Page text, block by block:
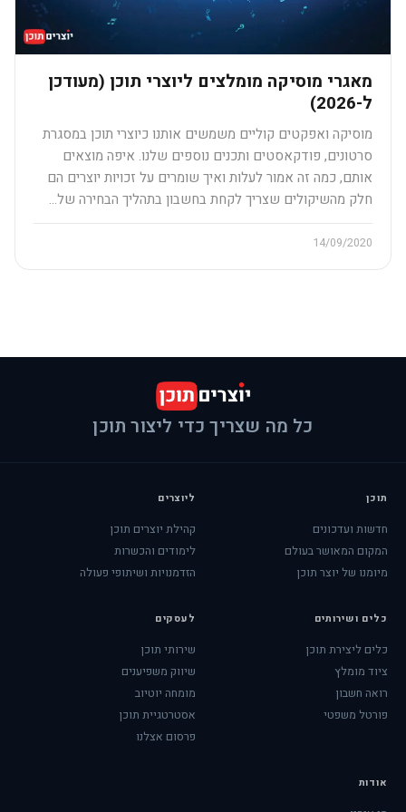
מאגרי מוסיקה מומלצים ליוצרי תוכן (מעודכן
ל-2026)
מוסיקה ואפקטים קוליים משמשים אותנו כיוצרי תוכן במסגרת
סרטונים, פודקאסטים ותכנים נוספים שלנו. איפה מוצאים
אותם, כמה זה אמור לעלות ואיך שומרים על זכויות יוצרים הם
חלק מהשיקולים שצריך לקחת בחשבון בתהליך הבחירה של…
14/09/2020
כל מה שצריך כדי ליצור תוכן
תוכן
חדשות ועדכונים
המקום המאושר בעולם
מיומנו של יוצר תוכן
ליוצרים
קהילת יוצרים תוכן
לימודים והכשרות
הזדמנויות ושיתופי פעולה
כלים ושירותים
כלים ליצירת תוכן
ציוד מומלץ
רואה חשבון
פורטל משפטי
לעסקים
שירותי תוכן
שיווק משפיענים
מומחה יוטיוב
אסטרטגיית תוכן
פרסום אצלנו
אודות